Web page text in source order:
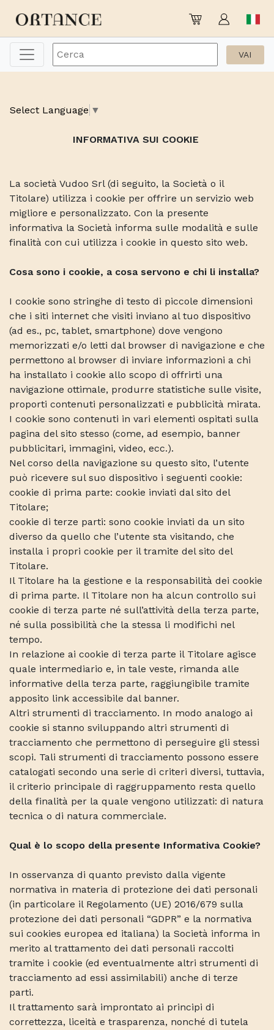
Select Language ▼
INFORMATIVA SUI COOKIE
La società Vudoo Srl (di seguito, la Società o il
Titolare) utilizza i cookie per offrire un servizio web
migliore e personalizzato. Con la presente
informativa la Società informa sulle modalità e sulle
finalità con cui utilizza i cookie in questo sito web.
Cosa sono i cookie, a cosa servono e chi li installa?
I cookie sono stringhe di testo di piccole dimensioni
che i siti internet che visiti inviano al tuo dispositivo
(ad es., pc, tablet, smartphone) dove vengono
memorizzati e/o letti dal browser di navigazione e che
permettono al browser di inviare informazioni a chi
ha installato i cookie allo scopo di offrirti una
navigazione ottimale, produrre statistiche sulle visite,
proporti contenuti personalizzati e pubblicità mirata.
I cookie sono contenuti in vari elementi ospitati sulla
pagina del sito stesso (come, ad esempio, banner
pubblicitari, immagini, video, ecc.).
Nel corso della navigazione su questo sito, l’utente
può ricevere sul suo dispositivo i seguenti cookie:
cookie di prima parte: cookie inviati dal sito del
Titolare;
cookie di terze parti: sono cookie inviati da un sito
diverso da quello che l’utente sta visitando, che
installa i propri cookie per il tramite del sito del
Titolare.
Il Titolare ha la gestione e la responsabilità dei cookie
di prima parte. Il Titolare non ha alcun controllo sui
cookie di terza parte né sull’attività della terza parte,
né sulla possibilità che la stessa li modifichi nel
tempo.
In relazione ai cookie di terza parte il Titolare agisce
quale intermediario e, in tale veste, rimanda alle
informative della terza parte, raggiungibile tramite
apposito link accessibile dal banner.
Altri strumenti di tracciamento. In modo analogo ai
cookie si stanno sviluppando altri strumenti di
tracciamento che permettono di perseguire gli stessi
scopi. Tali strumenti di tracciamento possono essere
catalogati secondo una serie di criteri diversi, tuttavia,
il criterio principale di raggruppamento resta quello
della finalità per la quale vengono utilizzati: di natura
tecnica o di natura commerciale.
Qual è lo scopo della presente Informativa Cookie?
In osservanza di quanto previsto dalla vigente
normativa in materia di protezione dei dati personali
(in particolare il Regolamento (UE) 2016/679 sulla
protezione dei dati personali “GDPR” e la normativa
sui cookies europea ed italiana) la Società informa in
merito al trattamento dei dati personali raccolti
tramite i cookie (ed eventualmente altri strumenti di
tracciamento ad essi assimilabili) anche di terze
parti.
Il trattamento sarà improntato ai principi di
correttezza, liceità e trasparenza, nonché di tutela